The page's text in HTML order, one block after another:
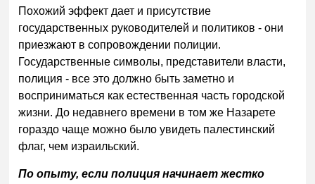
Похожий эффект дает и присутствие
государственных руководителей и политиков - они
приезжают в сопровождении полиции.
Государственные символы, представители власти,
полиция - все это должно быть заметно и
восприниматься как естественная часть городской
жизни. До недавнего времени в том же Назарете
гораздо чаще можно было увидеть палестинский
флаг, чем израильский.
По опыту, если полиция начинает жестко